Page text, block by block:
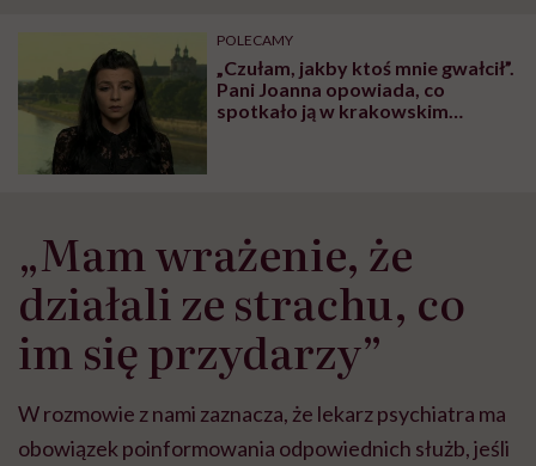
głupota i brak
wyobraźni"
pracy
POLECAMY
„Czułam, jakby ktoś mnie gwałcił”.
Pani Joanna opowiada, co
spotkało ją w krakowskim
„Mam wrażenie, że
działali ze strachu, co
im się przydarzy”
W rozmowie z nami zaznacza, że lekarz psychiatra ma
obowiązek poinformowania odpowiednich służb, jeśli